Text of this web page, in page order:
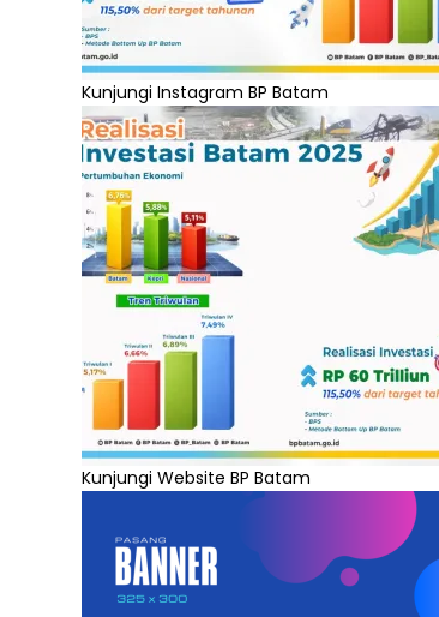
Kunjungi Instagram BP Batam
Kunjungi Website BP Batam